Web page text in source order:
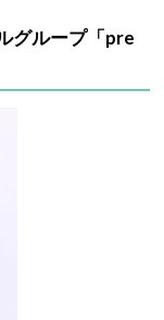
グループ「pre